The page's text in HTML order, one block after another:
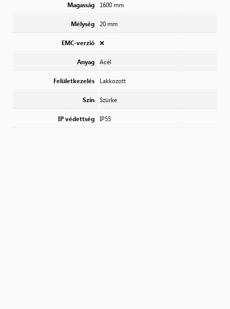
Magasság 1600 mm
Mélység 20 mm
EMC-verzió ❌
Anyag Acél
Felületkezelés Lakkozott
Szín Szürke
IP védettség IP55